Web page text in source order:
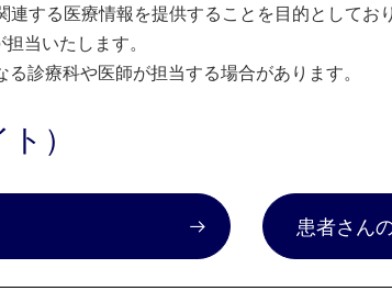
する医療情報を提供することを目的としており
当いたします。
診療科や医師が担当する場合があります。
）
患者さん